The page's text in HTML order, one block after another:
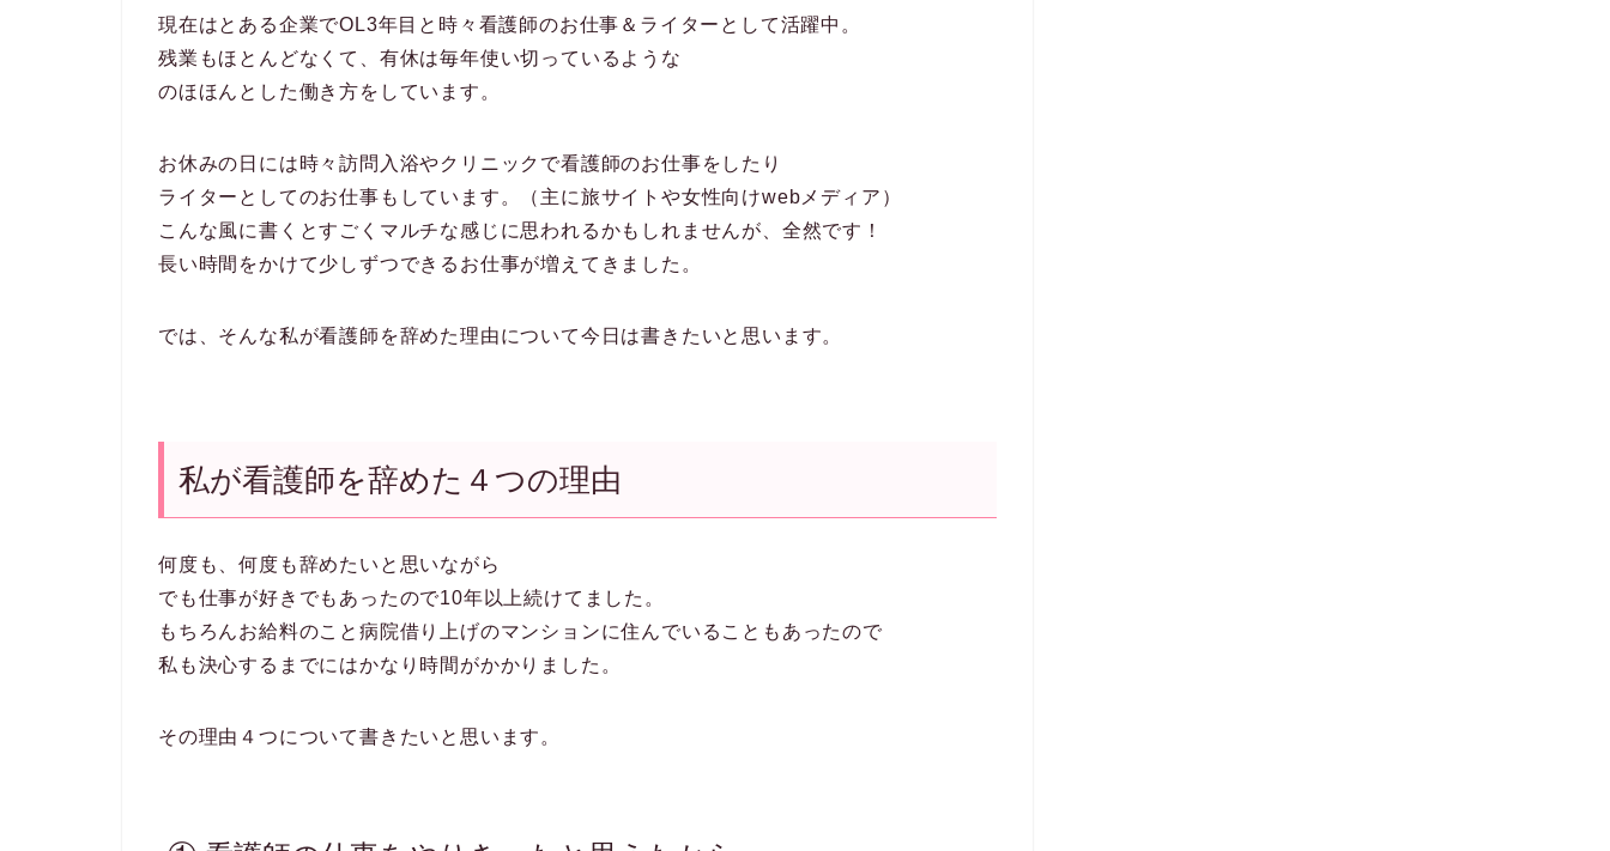
現在はとある企業でOL3年目と時々看護師のお仕事＆ライターとして活躍中。
残業もほとんどなくて、有休は毎年使い切っているような
のほほんとした働き方をしています。
お休みの日には時々訪問入浴やクリニックで看護師のお仕事をしたり
ライターとしてのお仕事もしています。（主に旅サイトや女性向けwebメディア）
こんな風に書くとすごくマルチな感じに思われるかもしれませんが、全然です！
長い時間をかけて少しずつできるお仕事が増えてきました。
では、そんな私が看護師を辞めた理由について今日は書きたいと思います。
私が看護師を辞めた４つの理由
何度も、何度も辞めたいと思いながら
でも仕事が好きでもあったので10年以上続けてました。
もちろんお給料のこと病院借り上げのマンションに住んでいることもあったので
私も決心するまでにはかなり時間がかかりました。
その理由４つについて書きたいと思います。